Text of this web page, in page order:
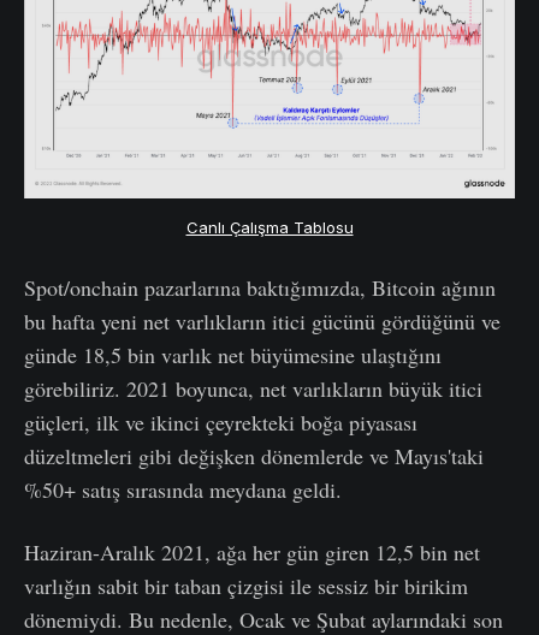
Canlı Çalışma Tablosu
Spot/onchain pazarlarına baktığımızda, Bitcoin ağının
bu hafta yeni net varlıkların itici gücünü gördüğünü ve
günde 18,5 bin varlık net büyümesine ulaştığını
görebiliriz. 2021 boyunca, net varlıkların büyük itici
güçleri, ilk ve ikinci çeyrekteki boğa piyasası
düzeltmeleri gibi değişken dönemlerde ve Mayıs'taki
%50+ satış sırasında meydana geldi.
Haziran-Aralık 2021, ağa her gün giren 12,5 bin net
varlığın sabit bir taban çizgisi ile sessiz bir birikim
dönemiydi. Bu nedenle, Ocak ve Şubat aylarındaki son